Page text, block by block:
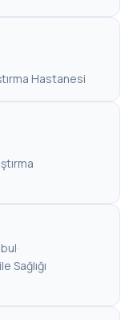
Hastanesi
·
Sağlığı